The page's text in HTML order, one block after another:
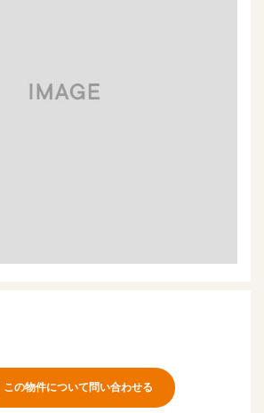
この物件について問い合わせる